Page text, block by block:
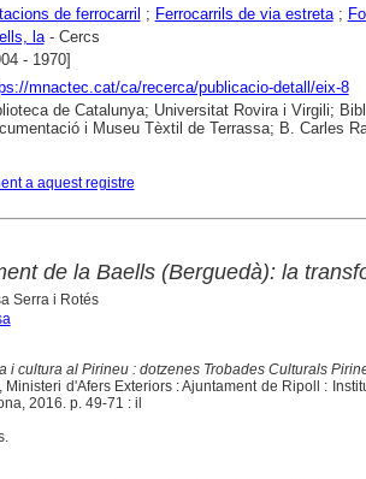
de ferrocarril ; Ferrocarrils de via estreta;
la- Cercs
- 1970]
mnactec.cat/ca/recerca/publicacio-detall/eix-8
de Catalunya; Universitat Rovira i Virgili;
i Museu Tèxtil de Terrassa; B. Carles
a aquest registre
de la Baells (Berguedà): la
Serra i Rotés
i cultura al Pirineu : dotzenes Trobades Culturals
Ministeri d'Afers Exteriors : Ajuntament de Ripoll :
2016. p. 49-71 : il